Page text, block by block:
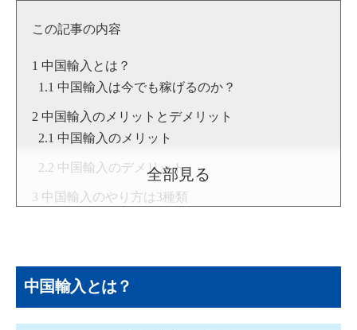
▶著書：世界一楽しく儲かる金持ち教科書
▶Twitter：
この記事の内容
中国輸入とは？
中国輸入は今でも稼げるのか？
中国輸入のメリットとデメリット
中国輸入のメリット
中国輸入のデメリット
中国輸入のやり方は3種類
無在庫販売
中国輸入の主な仕入れ先
全部見る
中国輸入とは？